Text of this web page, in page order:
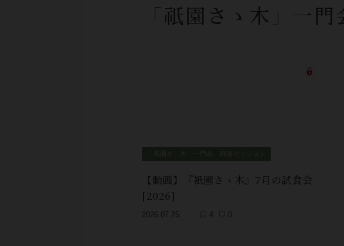
「祇園さゝ木」一
【動画】『衹園さゝ木』7月の試食会
[2026]
2026.07.25 4 0